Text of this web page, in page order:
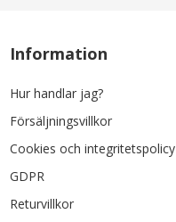
Information
Hur handlar jag?
Försäljningsvillkor
Cookies och integritetspolicy
GDPR
Returvillkor